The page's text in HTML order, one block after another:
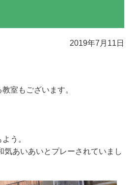
2019年7月11日
室もございます。
う。
あいあいとプレーされていまし